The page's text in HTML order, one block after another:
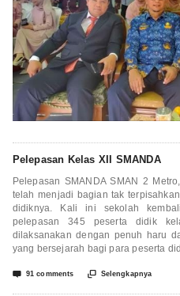
Pelepasan Kelas XII SMANDA
Pelepasan SMANDA SMAN 2
telah menjadi bagian tak
didiknya. Kali ini sekolah
pelepasan 345 peserta didik
dilaksanakan dengan penuh haru
yang bersejarah bagi para peserta
 91 comments  Selengkapnya